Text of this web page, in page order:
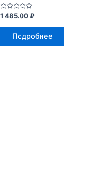
Оценка
из
1 485.00₽
Подробнее